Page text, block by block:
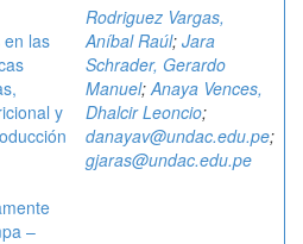
en las
y
–
Rodriguez Vargas,
Aníbal Raúl; Jara
Schrader, Gerardo
Manuel;Anaya Vences,
Dhalcir Leoncio;
danayav@undac.edu.pe;
gjaras@undac.edu.pe